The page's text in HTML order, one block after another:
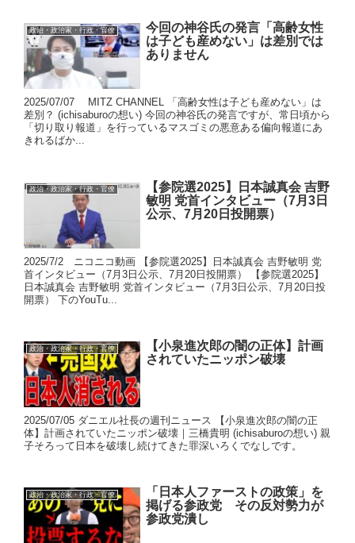
政治・政治家・行政・官僚
今回の神谷氏の発言「高齢女性
は子ども産めない」は差別では
ありません
2025/07/07 MITZ CHANNEL 「高齢女性は子ども産めない」は
差別？ (ichisaburoの想い) 今回の神谷氏の発言ですが、常日頃から
「切り取り報道」を行っているマスゴミの悪意ある偏向報道にあ
きれるばか...
政治・政治家・行政・官僚
【参院選2025】日本誠真会 吉野
敏明 党首インタビュー（7月3日
公示、7月20日投開票）
2025/7/2 ニコニコ動画 【参院選2025】日本誠真会 吉野敏明 党
首インタビュー（7月3日公示、7月20日投開票） 【参院選2025】
日本誠真会 吉野敏明 党首インタビュー（7月3日公示、7月20日投
開票） 下のYouTu...
政治・政治家・行政・官僚
【小泉進次郎の闇の正体】計画
されていたニッポン破壊
2025/07/05 ダニエル社長の週刊ニュース 【小泉進次郎の闇の正
体】計画されていたニッポン破壊｜三橋貴明 (ichisaburoの想い) 親
子そろって日本を破壊し続けてきた罪深いろくでなしです。
政治・政治家・行政・官僚
「日本人ファーストの政策」を
掲げる参政党 その反対勢力が
参政党潰し